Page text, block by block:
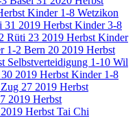
Kinder 1-8 Wetzikon
31 2019 Herbst Kinder 3-8
Rüti 23 2019 Herbst Kinder
1-2 Bern 20 2019 Herbst
Selbstverteidigung 1-10 Wil
30 2019 Herbst Kinder 1-8
27 2019 Herbst
2019 Herbst
2019 Herbst Tai Chi